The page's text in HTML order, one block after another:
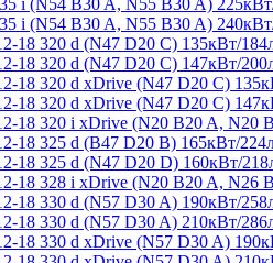
i (N54 B30 A, N55 B30 A)
18 320 d (N47 D20 C) 135кВт/
18 320 d (N47 D20 C) 147кВт/
18 320 d xDrive (N47 D20 C)
18 320 d xDrive (N47 D20 C)
18 320 i xDrive (N20 B20 A, N20
18 325 d (B47 D20 B) 165кВт/
18 325 d (N47 D20 D) 160кВт/
18 328 i xDrive (N20 B20 A, N26
18 330 d (N57 D30 A) 190кВт/
18 330 d (N57 D30 A) 210кВт/
18 330 d xDrive (N57 D30 A)